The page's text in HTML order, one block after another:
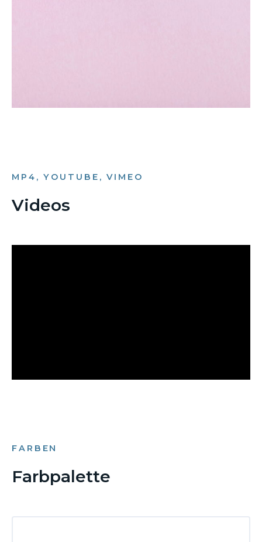
MP4, YOUTUBE, VIMEO
Videos
FARBEN
Farbpalette